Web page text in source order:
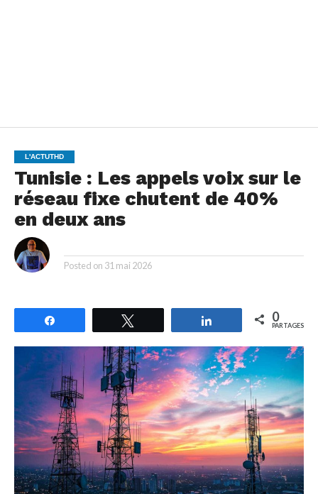
L'ACTUTHD
Tunisie : Les appels voix sur le
réseau fixe chutent de 40%
en deux ans
Posted on 31 mai 2026
Partagez 0
PARTAGES